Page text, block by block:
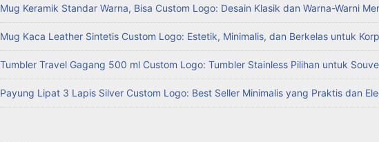
Mug Keramik Standar Warna, Bisa Custom Logo: Desain Klasik dan Warna-Warni
Mug Kaca Leather Sintetis Custom Logo: Estetik, Minimalis, dan Berkelas untuk
Tumbler Travel Gagang 500 ml Custom Logo: Tumbler Stainless Pilihan untuk
Payung Lipat 3 Lapis Silver Custom Logo: Best Seller Minimalis yang Praktis dan